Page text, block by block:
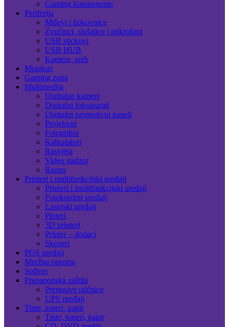
Gaming komponente
Periferija
Miševi i tipkovnice
Zvučnici, slušalice i mikrofoni
USB stickovi
USB HUB
Kamere, web
Monitori
Gaming zona
Multimedija
Digitalne kamere
Digitalni fotoaparati
Digitalni promotivni paneli
Projektori
Fotopribor
Kalkulatori
Rasvjeta
Video nadzor
Razno
Printeri i multifunkcijski uređaji
Printeri i multifunkcijski uređaji
Fotokopirni uređaji
Laserski uređaji
Ploteri
3D printeri
Printer – dodaci
Skeneri
POS uređaji
Mrežna oprema
Softver
Prenaponska zaštita
Prenosive utičnice
UPS uređaji
Tinte, toneri, papir
Tinte, toneri, papir